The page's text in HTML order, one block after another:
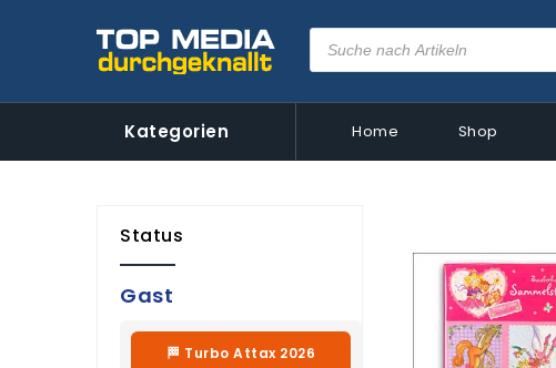
Kategorien Home Shop
Status
Gast
🏁 Turbo Attax 2026